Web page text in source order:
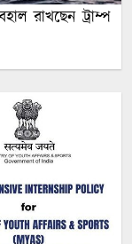
রাখছেন ট্রাম্প